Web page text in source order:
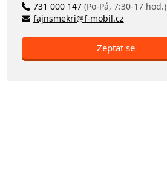
731 000 147 (Po-Pá, 7:30-17 hod.)
fajnsmekri@f-mobil.cz
Zeptat se